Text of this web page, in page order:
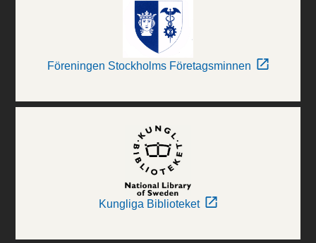
Föreningen Stockholms Företagsminnen
Kungliga Biblioteket